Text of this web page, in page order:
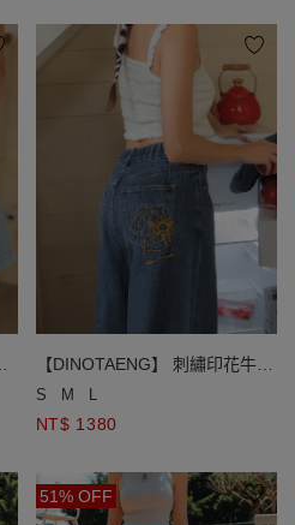
【DINOTAENG】 刺繡印花牛仔
寬褲
S M L
NT$ 1380
51% OFF